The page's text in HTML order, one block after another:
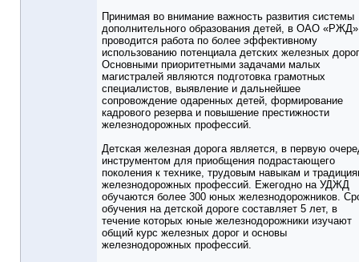
Принимая во внимание важность развития системы
дополнительного образования детей, в ОАО «РЖД»
проводится работа по более эффективному
использованию потенциала детских железных
Основными приоритетными задачами малых
магистралей являются подготовка грамотных
специалистов, выявление и дальнейшее
сопровождение одаренных детей, формирование
кадрового резерва и повышение престижности
железнодорожных профессий.
Детская железная дорога является, в первую
инструментом для приобщения подрастающего
поколения к технике, трудовым навыкам и
железнодорожных профессий. Ежегодно на УДЖД
обучаются более 300 юных железнодорожников.
обучения на детской дороге составляет 5 лет, в
течение которых юные железнодорожники изучают
общий курс железных дорог и основы
железнодорожных профессий.